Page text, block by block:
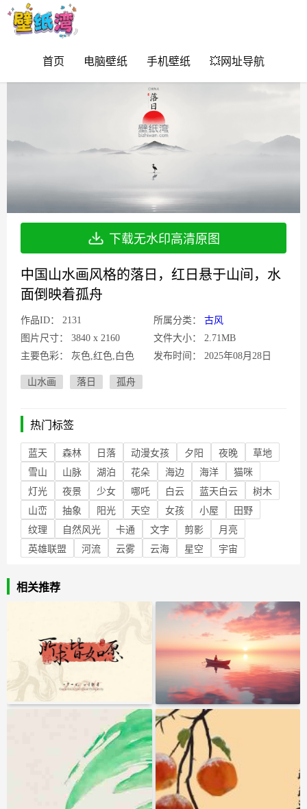
首页 电脑壁纸 手机壁纸 💥网址导航
下载无水印高清原图
中国山水画风格的落日，红日悬于山间，水
面倒映着孤舟
作品ID： 2131 所属分类：
古风
图片尺寸：
3840 x 2160 文件大小：
2.71MB
主要色彩：
灰色,红色,白色 发布时间： 2025年08月28日
山水画 落日 孤舟
热门标签
蓝天 森林 日落 动漫女孩 夕阳 夜晚
草地
雪山
山脉 湖泊 花朵 海边 海洋
猫咪
灯光
夜景 少女 哪吒 白云 蓝天白云
树木
山峦
抽象 阳光 天空 女孩 小屋
田野
纹理
自然风光 卡通 文字 剪影
月亮
英雄联盟
河流 云雾 云海 星空 宇宙
相关推荐